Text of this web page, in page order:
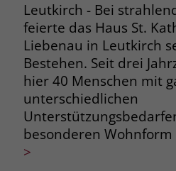
Leutkirch - Bei
feierte das Haus St.
Liebenau in Leutkirch
Bestehen. Seit drei
hier 40 Menschen mit
unterschiedlichen
besonderen
>